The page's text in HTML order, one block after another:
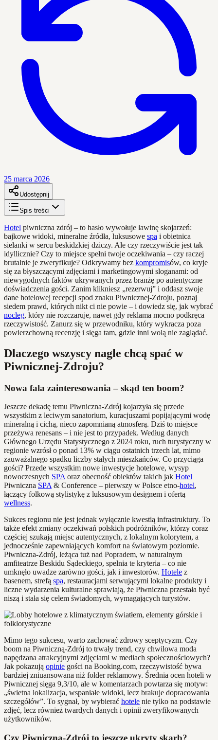
25 marca 2026
Udostępnij
Spis treści
Hotel piwniczna zdrój – to hasło wywołuje lawinę skojarzeń:
bajkowe widoki, mineralne źródła, luksusowe spa i obietnica
sielanki w sercu beskidzkiej dziczy. Ale czy rzeczywiście jest tak
idyllicznie? Czy to miejsce spełni twoje oczekiwania – czy raczej
brutalnie je zweryfikuje? Odkrywamy bez kompromisów, co kryje
się za błyszczącymi zdjęciami i marketingowymi sloganami: od
niewygodnych faktów ukrywanych przez branżę po autentyczne
doświadczenia gości. Zanim klikniesz „rezerwuj” i oddasz swoje
dane hotelowej recepcji spod znaku Piwnicznej-Zdroju, poznaj
siedem prawd, których nikt ci nie powie – i dowiedz się, jak wybrać
nocleg, który nie rozczaruje, nawet gdy reklama mocno podkręca
rzeczywistość. Zanurz się w przewodniku, który wykracza poza
powierzchowną recenzję i sięga tam, gdzie inni wolą nie zaglądać.
Dlaczego wszyscy nagle chcą spać w
Piwnicznej-Zdroju?
Nowa fala zainteresowania – skąd ten boom?
Jeszcze dekadę temu Piwniczna-Zdrój kojarzyła się przede
wszystkim z leciwym sanatorium, kuracjuszami popijającymi wodę
mineralną i cichą, nieco zapomnianą atmosferą. Dziś to miejsce
przeżywa renesans – i nie jest to przypadek. Według danych
Głównego Urzędu Statystycznego z 2024 roku, ruch turystyczny w
regionie wzrósł o ponad 13% w ciągu ostatnich trzech lat, mimo
zauważalnego spadku liczby stałych mieszkańców. Co przyciąga
gości? Przede wszystkim nowe inwestycje hotelowe, wysyp
nowoczesnych SPA oraz obecność obiektów takich jak Hotel
Piwniczna SPA & Conference – pierwszy w Polsce etno-hotel,
łączący folkową stylistykę z luksusowym designem i ofertą
wellness.
Sukces regionu nie jest jednak wyłącznie kwestią infrastruktury. To
także efekt zmiany oczekiwań polskich podróżników, którzy coraz
częściej szukają miejsc autentycznych, z lokalnym kolorytem, a
jednocześnie zapewniających komfort na światowym poziomie.
Piwniczna-Zdrój, leżąca tuż nad Popradem, w naturalnym
amfiteatrze Beskidu Sądeckiego, spełnia te kryteria – co nie
umknęło uwadze zarówno gości, jak i inwestorów. Hotele z
basenem, strefą spa, restauracjami serwującymi lokalne produkty i
liczne wydarzenia kulturalne sprawiają, że Piwniczna przestała być
niszą i stała się celem świadomych, wymagających turystów.
Mimo tego sukcesu, warto zachować zdrowy sceptycyzm. Czy
boom na Piwniczną-Zdrój to trwały trend, czy chwilowa moda
napędzana atrakcyjnymi zdjęciami w mediach społecznościowych?
Jak pokazują opinie gości na Booking.com, rzeczywistość bywa
bardziej zniuansowana niż folder reklamowy. Średnia ocen hoteli w
Piwnicznej sięga 9,3/10, ale w komentarzach powtarza się motyw:
„świetna lokalizacja, wspaniałe widoki, lecz brakuje dopracowania
szczegółów”. To sygnał, by wybierać hotele nie tylko na podstawie
zdjęć, lecz również twardych danych i opinii zweryfikowanych
użytkowników.
Czy Piwniczna-Zdrój to jeszcze ukryty skarb?